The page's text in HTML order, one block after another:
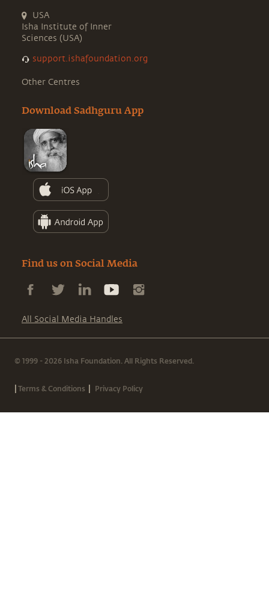
USA
Isha Institute of Inner
Sciences (USA)
support.ishafoundation.org
Other Centres
Download Sadhguru App
Find us on Social Media
All Social Media Handles
© 1999 - 2026 Isha Foundation. All Rights Reserved.
|Terms & Conditions | Privacy Policy